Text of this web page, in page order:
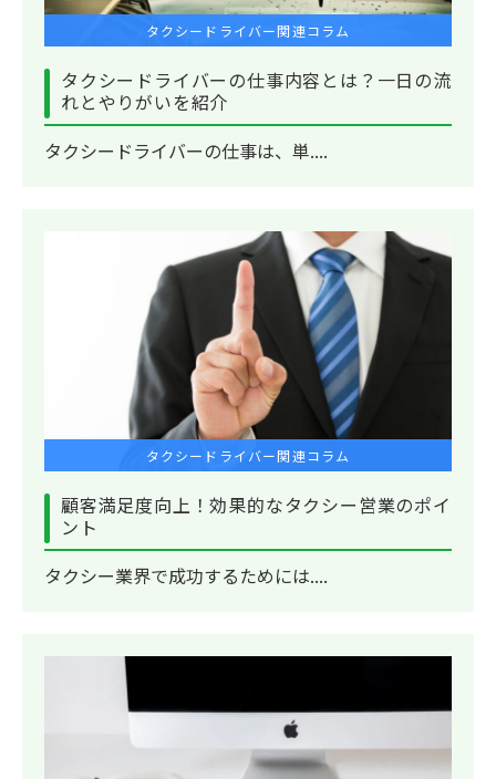
タクシードライバー関連コラム
タクシードライバーの仕事内容とは？一日の流
れとやりがいを紹介
タクシードライバーの仕事は、単....
タクシードライバー関連コラム
顧客満足度向上！効果的なタクシー営業のポイ
ント
タクシー業界で成功するためには....